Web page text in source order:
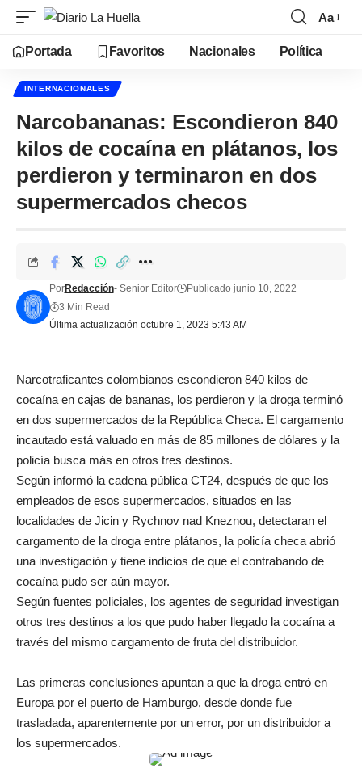
Aa
Portada Favoritos Nacionales Política
INTERNACIONALES
Narcobananas: Escondieron 840
kilos de cocaína en plátanos, los
perdieron y terminaron en dos
supermercados checos
Última actualización octubre 1, 2023 5:43 AM
PorRedacción- Senior Editor
Publicado junio 10, 2022
3 Min Read
Narcotraficantes colombianos escondieron 840 kilos de
cocaína en cajas de bananas, los perdieron y la droga terminó
en dos supermercados de la República Checa. El cargamento
incautado está valuado en más de 85 millones de dólares y la
policía busca más en otros tres destinos.
Según informó la cadena pública CT24, después de que los
empleados de esos supermercados, situados en las
localidades de Jicin y Rychnov nad Kneznou, detectaran el
cargamento de la droga entre plátanos, la policía checa abrió
una investigación y tiene indicios de que el contrabando de
cocaína pudo ser aún mayor.
Según fuentes policiales, los agentes de seguridad investigan
otros tres destinos a los que pudo haber llegado la cocaína a
través del mismo cargamento de fruta del distribuidor.
Las primeras conclusiones apuntan a que la droga entró en
Europa por el puerto de Hamburgo, desde donde fue
trasladada, aparentemente por un error, por un distribuidor a
los supermercados.